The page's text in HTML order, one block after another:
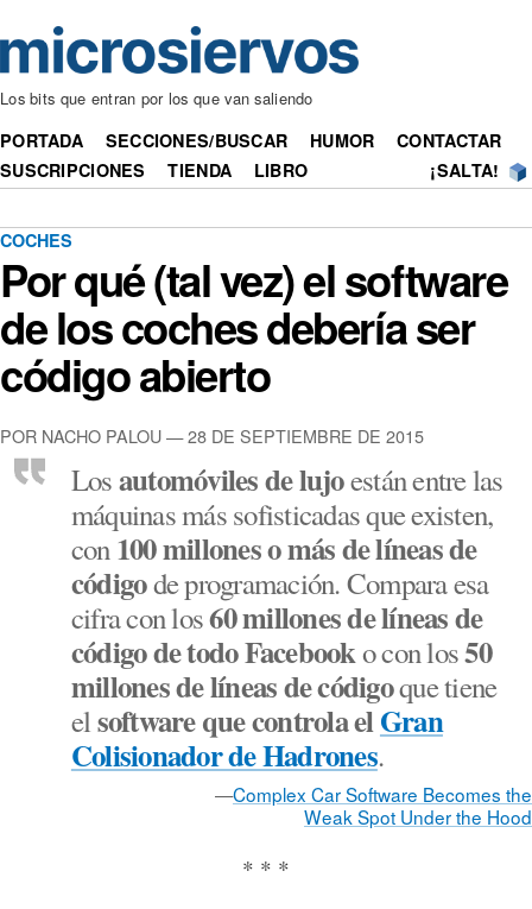
Los bits que entran por los que van saliendo
PORTADA SECCIONES/BUSCAR HUMOR
CONTACTAR
SUSCRIPCIONES
TIENDA LIBRO ¡SALTA!
COCHES
Por qué (tal vez) el software
de los coches debería ser
código abierto
POR NACHO PALOU — 28 DE SEPTIEMBRE DE 2015
Losautomóviles de lujoestán entre las
máquinas más sofisticadas que existen,
con100 millones o más de líneas de
códigode programación. Compara esa
cifra con los60 millones de líneas de
código de todo Facebooko con los50
millones de líneas de códigoque tiene
elsoftware que controla elGran
Colisionador de Hadrones.
—Complex Car Software Becomes the
Weak Spot Under the Hood
* * *